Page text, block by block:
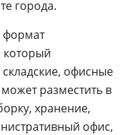
города.
формат
который
офисные
разместить в
хранение,
офис,